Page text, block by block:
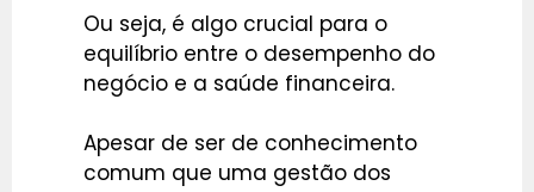
Ou seja, é algo crucial para o
equilíbrio entre o desempenho do
negócio e a saúde financeira.
Apesar de ser de conhecimento
comum que uma gestão dos